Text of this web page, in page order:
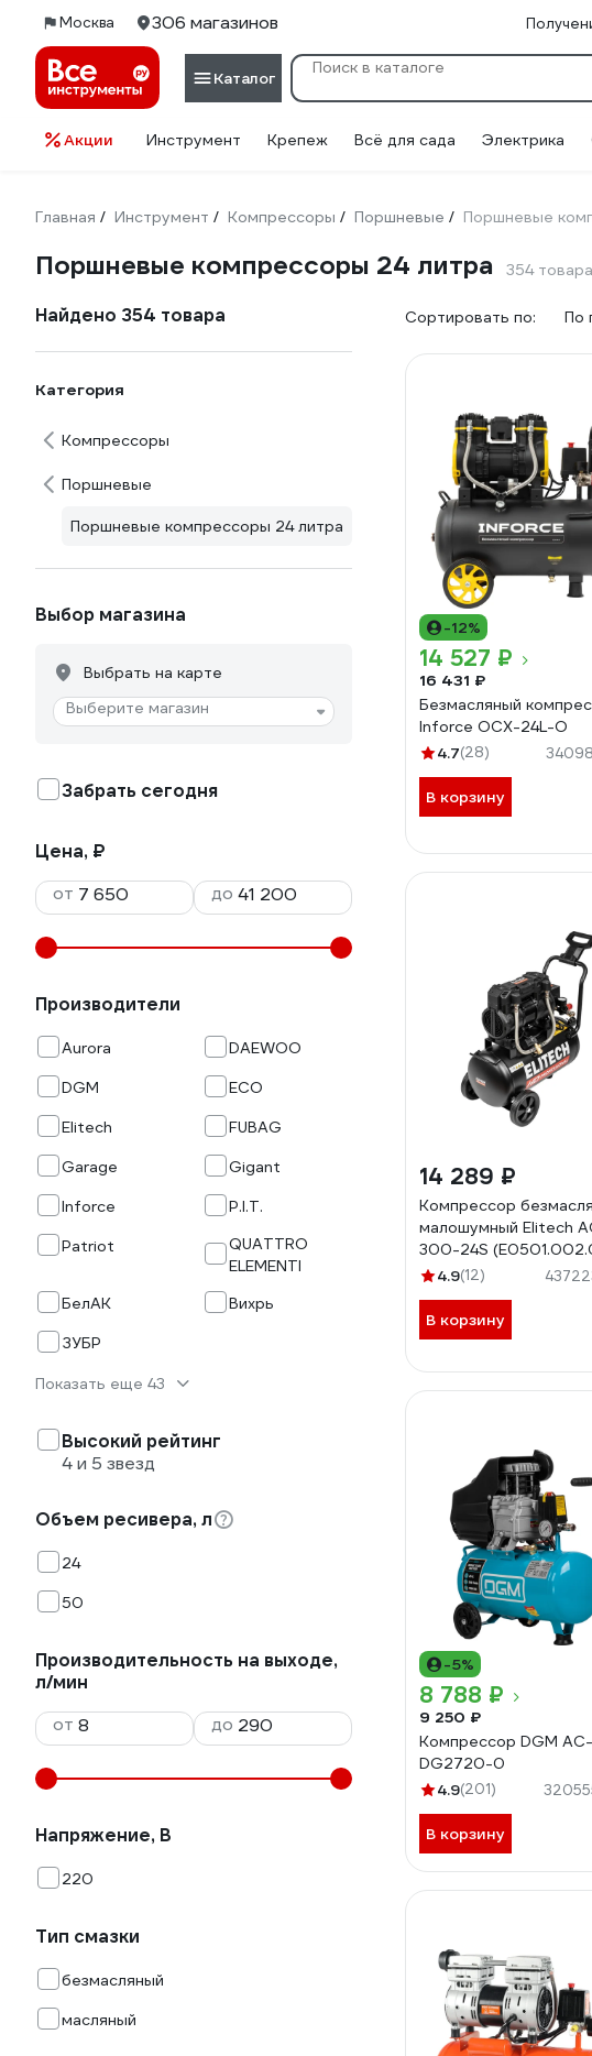
Москва 306 магазинов
Каталог
Акции Инструмент Крепеж Всё для сада Электрика
Главная / Инструмент / Компрессоры / Поршневые / Поршневые
Поршневые компрессоры 24 литра 354 товара
Найдено 354 товара
Категория
Компрессоры
Поршневые
Поршневые компрессоры 24 литра
Выбор магазина
Выбрать на карте
Выберите магазин
Забрать сегодня
Цена, ₽
от
до
Производители
Aurora
DAEWOO
DGM
ECO
Elitech
FUBAG
Garage
Gigant
Inforce
P.I.T.
Patriot
QUATTRO
ELEMENTI
БелАК
Вихрь
ЗУБР
Показать еще 43
Высокий рейтинг
4 и 5 звезд
Объем ресивера, л
24
50
Производительность на выходе,
л/мин
от
до
Напряжение, В
220
Тип смазки
безмасляный
масляный
Сортировать по: По
-12%
14 527 ₽
16 431 ₽
Безмасляный
Inforce OCX-24L-O
4.7(28)
В корзину
14 289 ₽
Компрессор
малошумный Elitech
300-24S
213682
4.9(12)
В корзину
-5%
8 788 ₽
9 250 ₽
Компрессор DGM
DG2720-0
4.9(201)
В корзину